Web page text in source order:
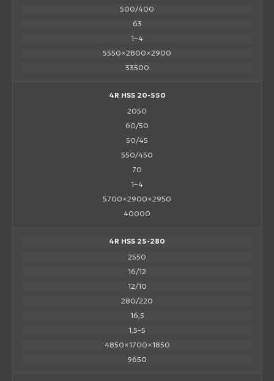
500/400
63
1–4
5550×2800×2900
33500
4R HSS 20-550
2050
60/50
50/45
550/450
70
1–4
5700×2900×2950
40000
4R HSS 25-280
2550
16/12
12/10
280/220
16,5
1,5–5
4850×1700×1850
9650